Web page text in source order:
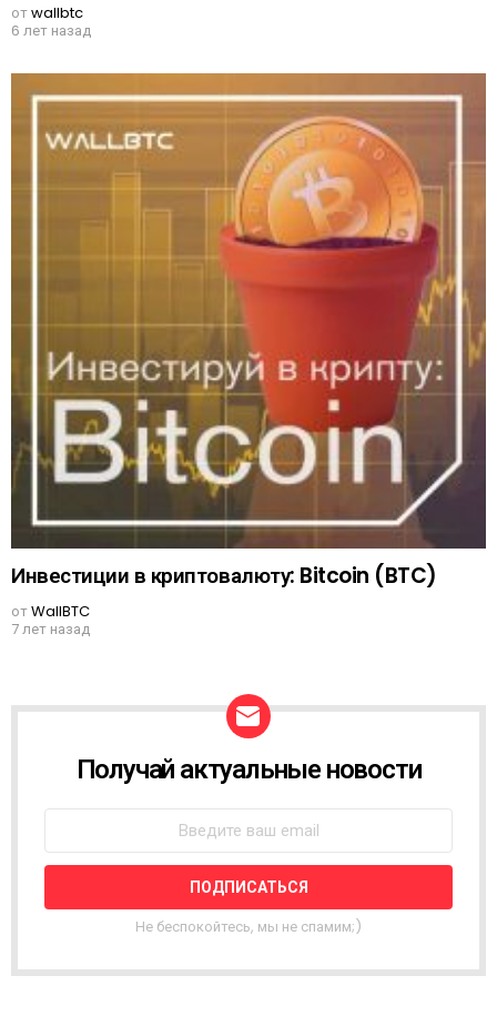
отwallbtc
6 лет назад
Инвестиции в криптовалюту: Bitcoin (BTC)
отWallBTC
7 лет назад
W
L
E
T
R
Получай актуальные новости
Не беспокойтесь, мы не спамим;)